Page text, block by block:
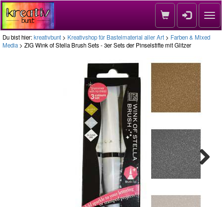
Du bist hier:kreativbunt > Kreativshop für Bastelmaterial aller Art > Farben & Mixed
Media > ZIG Wink of Stella Brush Sets - 3er Sets der Pinselstifte mit Glitzer
Next